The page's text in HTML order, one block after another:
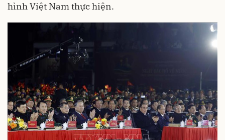
hình Việt Nam thực hiện.